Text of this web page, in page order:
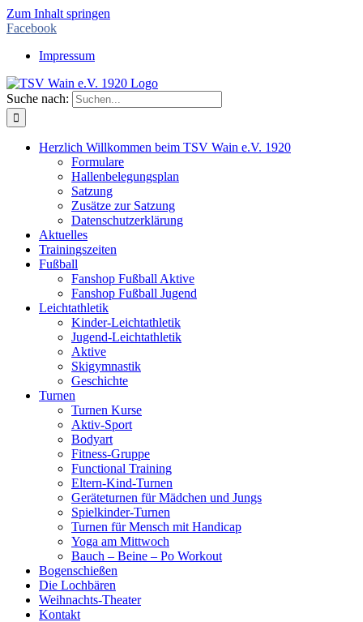
Zum Inhalt springen
Facebook
Impressum
Suche nach:
Herzlich Willkommen beim TSV Wain e.V. 1920
Formulare
Hallenbelegungsplan
Satzung
Zusätze zur Satzung
Datenschutzerklärung
Aktuelles
Trainingszeiten
Fußball
Fanshop Fußball Aktive
Fanshop Fußball Jugend
Leichtathletik
Kinder-Leichtathletik
Jugend-Leichtathletik
Aktive
Skigymnastik
Geschichte
Turnen
Turnen Kurse
Aktiv-Sport
Bodyart
Fitness-Gruppe
Functional Training
Eltern-Kind-Turnen
Geräteturnen für Mädchen und Jungs
Spielkinder-Turnen
Turnen für Mensch mit Handicap
Yoga am Mittwoch
Bauch – Beine – Po Workout
Bogenschießen
Die Lochbären
Weihnachts-Theater
Kontakt